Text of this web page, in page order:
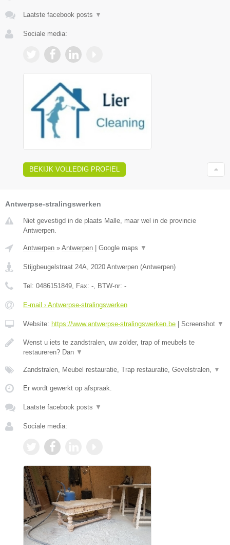
Laatste facebook posts ▼
Sociale media:
BEKIJK VOLLEDIG PROFIEL
Antwerpse-stralingswerken
Niet gevestigd in de plaats Malle, maar wel in de provincie
Antwerpen.
Antwerpen » Antwerpen Google maps ▼
Stijgbeugelstraat 24A 2020 Antwerpen (Antwerpen)
Tel: 0486151849 , Fax: - , BTW-nr: -
E-mail › Antwerpse-stralingswerken
Website: https://www.antwerpse-stralingswerken.be Screenshot ▼
Wenst u iets te zandstralen, uw zolder, trap of meubels te
restaureren? Dan ▼
Zandstralen, Meubel restauratie, Trap restauratie, Gevelstralen, ▼
Er wordt gewerkt op afspraak.
Laatste facebook posts ▼
Sociale media: